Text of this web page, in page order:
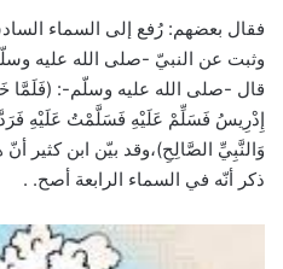
فقال بعضهم: رُفع إلى السماء
وثبت عن النبيّ -صلى الله عليه
قال -صلى الله عليه وسلّم-:
إِدْرِيسُ فَسَلِّمْ عَلَيْهِ فَسَلَّمْتُ عَلَيْهِ فَرَدَّ
وَالنَّبِيِّ الصَّالِحِ)،وقد بيّن ابن كثير
ذكر أنّه في السماء الرابعة أصح. .